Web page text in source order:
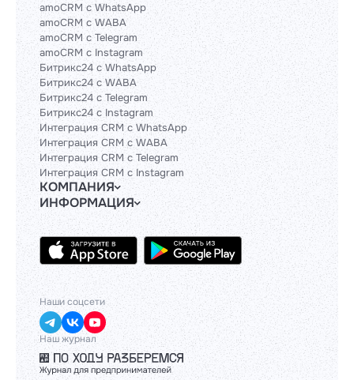
amoCRM с WhatsApp
amoCRM с WABA
amoCRM с Telegram
amoCRM с Instagram
Битрикс24 с WhatsApp
Битрикс24 с WABA
Битрикс24 с Telegram
Битрикс24 с Instagram
Интеграция CRM с WhatsApp
Интеграция CRM с WABA
Интеграция CRM с Telegram
Интеграция CRM с Instagram
КОМПАНИЯ
Блог
Гайды
Контакты
Политики и соглашения
ИНФОРМАЦИЯ
Официальным партнерам
Техническим партнерам
Тарифы
API
База знаний
Наши соцсети
Наш журнал